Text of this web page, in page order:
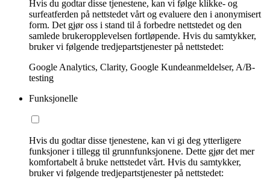
Hvis du godtar disse tjenestene, kan vi følge klikke- og
surfeatferden på nettstedet vårt og evaluere den i anonymisert
form. Det gjør oss i stand til å forbedre nettstedet og den
samlede brukeropplevelsen fortløpende. Hvis du samtykker,
bruker vi følgende tredjepartstjenester på nettstedet:
Google Analytics, Clarity, Google Kundeanmeldelser, A/B-
testing
Funksjonelle
Hvis du godtar disse tjenestene, kan vi gi deg ytterligere
funksjoner i tillegg til grunnfunksjonene. Dette gjør det mer
komfortabelt å bruke nettstedet vårt. Hvis du samtykker,
bruker vi følgende tredjepartstjenester på nettstedet: